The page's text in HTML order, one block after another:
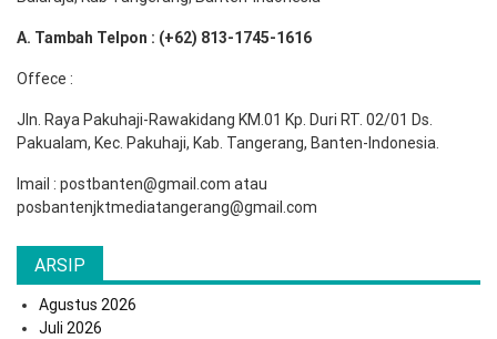
A. Tambah Telpon : (+62) 813-1745-1616
Offece :
Jln. Raya Pakuhaji-Rawakidang KM.01 Kp. Duri RT. 02/01 Ds.
Pakualam, Kec. Pakuhaji, Kab. Tangerang, Banten-Indonesia.
Imail : postbanten@gmail.com atau
posbantenjktmediatangerang@gmail.com
ARSIP
Agustus 2026
Juli 2026